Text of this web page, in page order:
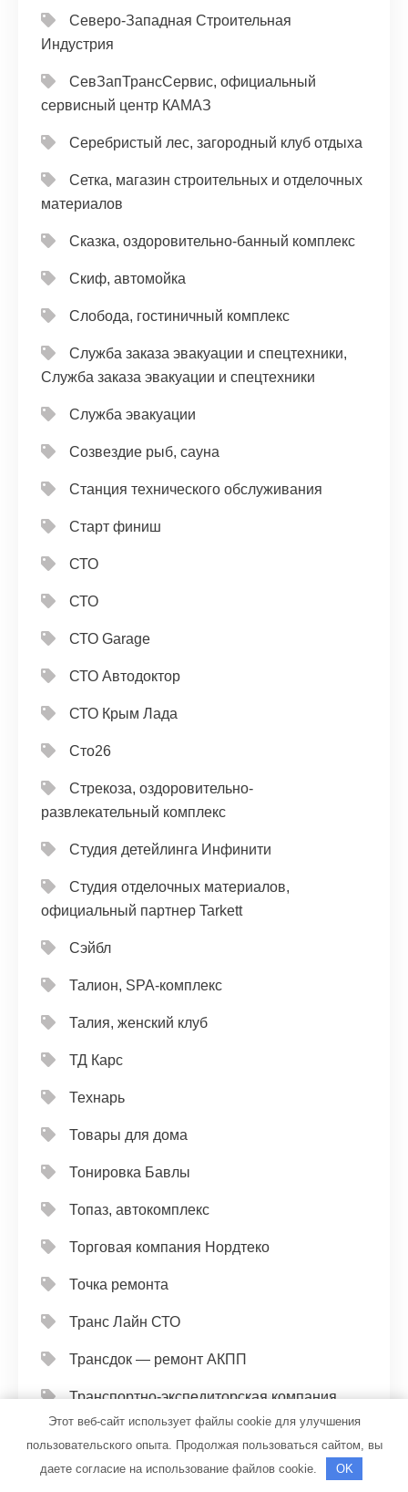
Северо-Западная Строительная
Индустрия
СевЗапТрансСервис, официальный
сервисный центр КАМАЗ
Серебристый лес, загородный клуб отдыха
Сетка, магазин строительных и отделочных
материалов
Сказка, оздоровительно-банный комплекс
Скиф, автомойка
Слобода, гостиничный комплекс
Служба заказа эвакуации и спецтехники,
Служба заказа эвакуации и спецтехники
Служба эвакуации
Созвездие рыб, сауна
Станция технического обслуживания
Старт финиш
СТО
СТО
СТО Garage
СТО Автодоктор
СТО Крым Лада
Сто26
Стрекоза, оздоровительно-
развлекательный комплекс
Студия детейлинга Инфинити
Студия отделочных материалов,
официальный партнер Tarkett
Сэйбл
Талион, SPA-комплекс
Талия, женский клуб
ТД Карс
Технарь
Товары для дома
Тонировка Бавлы
Топаз, автокомплекс
Торговая компания Нордтеко
Точка ремонта
Транс Лайн СТО
Трансдок — ремонт АКПП
Транспортно-экспедиторская компания
У Ильича, сауна
Этот веб-сайт использует файлы cookie для улучшения
пользовательского опыта. Продолжая пользоваться сайтом, вы
даете согласие на использование файлов cookie.
OK